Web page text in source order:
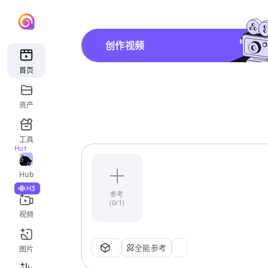
首页
资产
工具
Hub
Hot
视频
H3
图片
创作视频
参考
(0/1)
全能参考